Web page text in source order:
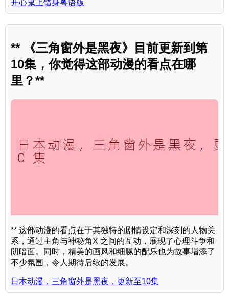
开心鬼上错身粤语版
** 《三角窗外是黑夜》目前更新到第
10集，你觉得这部动漫的看点在哪
里？**
** 这部动漫的看点在于其独特的剧情设定和深刻的人物关
系，通过主角与神秘角X 之间的互动，展现了心理斗争和
阴暗面。同时，精美的画风和细腻的配乐也为故事增添了
不少氛围，令人期待后续的发展。
日本动漫，三角窗外是黑夜，更新至10集